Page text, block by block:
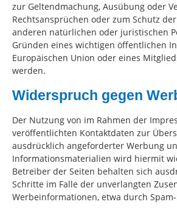
zur Geltendmachung, Ausübung oder
Rechtsansprüchen oder zum Schutz
anderen natürlichen oder juristischen
Gründen eines wichtigen öffentlichen
Europäischen Union oder eines
werden.
Widerspruch gegen
Der Nutzung von im Rahmen der
veröffentlichten Kontaktdaten zur
ausdrücklich angeforderter Werbung
Informationsmaterialien wird hiermit
Betreiber der Seiten behalten sich
Schritte im Falle der unverlangten
Werbeinformationen, etwa durch